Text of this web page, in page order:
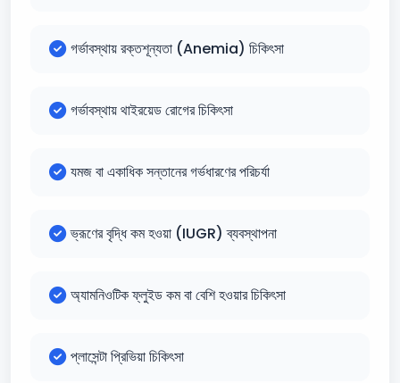
গর্ভাবস্থায় রক্তশূন্যতা (Anemia) চিকিৎসা
গর্ভাবস্থায় থাইরয়েড রোগের চিকিৎসা
যমজ বা একাধিক সন্তানের গর্ভধারণের পরিচর্যা
ভ্রূণের বৃদ্ধি কম হওয়া (IUGR) ব্যবস্থাপনা
অ্যামনিওটিক ফ্লুইড কম বা বেশি হওয়ার চিকিৎসা
প্লাসেন্টা প্রিভিয়া চিকিৎসা